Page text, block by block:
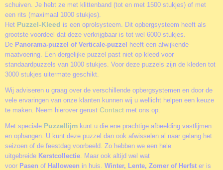
schuiven. Je hebt ze met klittenband (tot en met 1500 stukjes) of met
een rits (maximaal 1000 stukjes).
Het Puzzel-Kleed is een oprolsysteem. Dit opbergsysteem heeft als
grootste voordeel dat deze verkrijgbaar is tot wel 6000 stukjes.
De Panorama-puzzel of Verticale-puzzel
heeft een afwijkende
maatvoering. Een dergelijke puzzel past niet op kleed voor
standaardpuzzels van 1000 stukjes. Voor deze puzzels zijn de kleden tot
3000 stukjes uitermate geschikt.
Wij adviseren u graag over de verschillende opbergsystemen en door de
vele ervaringen van onze klanten kunnen wij u wellicht helpen een keuze
te maken. Neem hierover gerust Contact met ons op.
Met speciale Puzzellijm kunt u die ene prachtige afbeelding vastlijmen
en ophangen. U kunt deze puzzel dan ook afwisselen al naar gelang het
seizoen of de feestdag voorbeeld. Zo hebben we een hele
uitgebreide Kerstcollectie. Maar ook altijd wel wat
voor Pasen of Halloween in huis. Winter, Lente, Zomer of Herfst er is